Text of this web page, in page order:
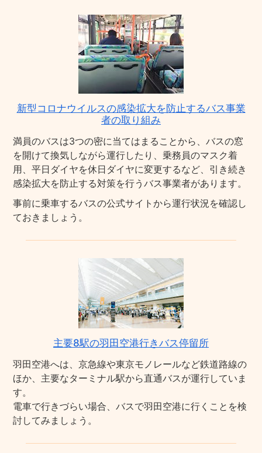
新型コロナウイルスの感染拡大を防止するバス事業
者の取り組み
満員のバスは3つの密に当てはまることから、バスの窓
を開けて換気しながら運行したり、乗務員のマスク着
用、平日ダイヤを休日ダイヤに変更するなど、引き続き
感染拡大を防止する対策を行うバス事業者があります。
事前に乗車するバスの公式サイトから運行状況を確認し
ておきましょう。
主要8駅の羽田空港行きバス停留所
羽田空港へは、京急線や東京モノレールなど鉄道路線の
ほか、主要なターミナル駅から直通バスが運行していま
す。
電車で行きづらい場合、バスで羽田空港に行くことを検
討してみましょう。